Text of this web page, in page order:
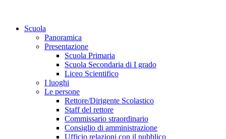
Scuola
Panoramica
Presentazione
Scuola Primaria
Scuola Secondaria di I grado
Liceo Scientifico
I luoghi
Le persone
Rettore/Dirigente Scolastico
Staff del rettore
Commissario straordinario
Consiglio di amministrazione
Ufficio relazioni con il pubblico